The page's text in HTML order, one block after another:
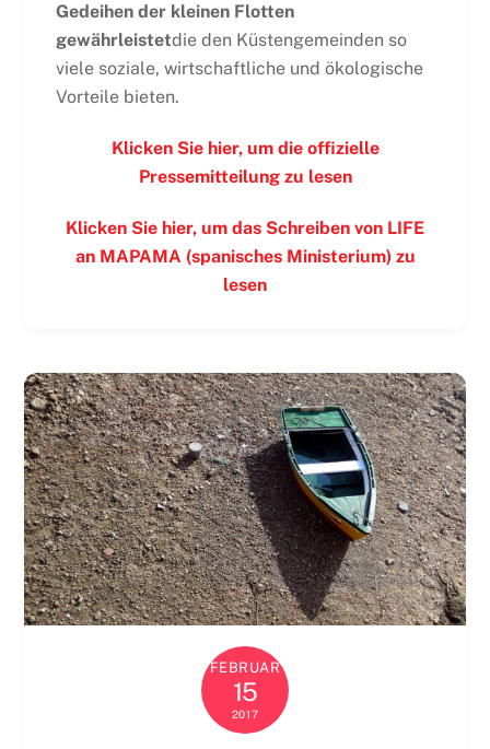
Gedeihen der kleinen Flotten
gewährleistetdie den Küstengemeinden so
viele soziale, wirtschaftliche und ökologische
Vorteile bieten.
Klicken Sie hier, um die offizielle
Pressemitteilung zu lesen
Klicken Sie hier, um das Schreiben von LIFE
an MAPAMA (spanisches Ministerium) zu
lesen
FEBRUAR
15
2017